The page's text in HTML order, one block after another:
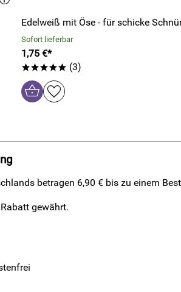
Edelweiß mit Öse - für schicke
Sofort lieferbar
1,75 €*
***** (3)
betragen 6,90 € bis zu einem
gewährt.